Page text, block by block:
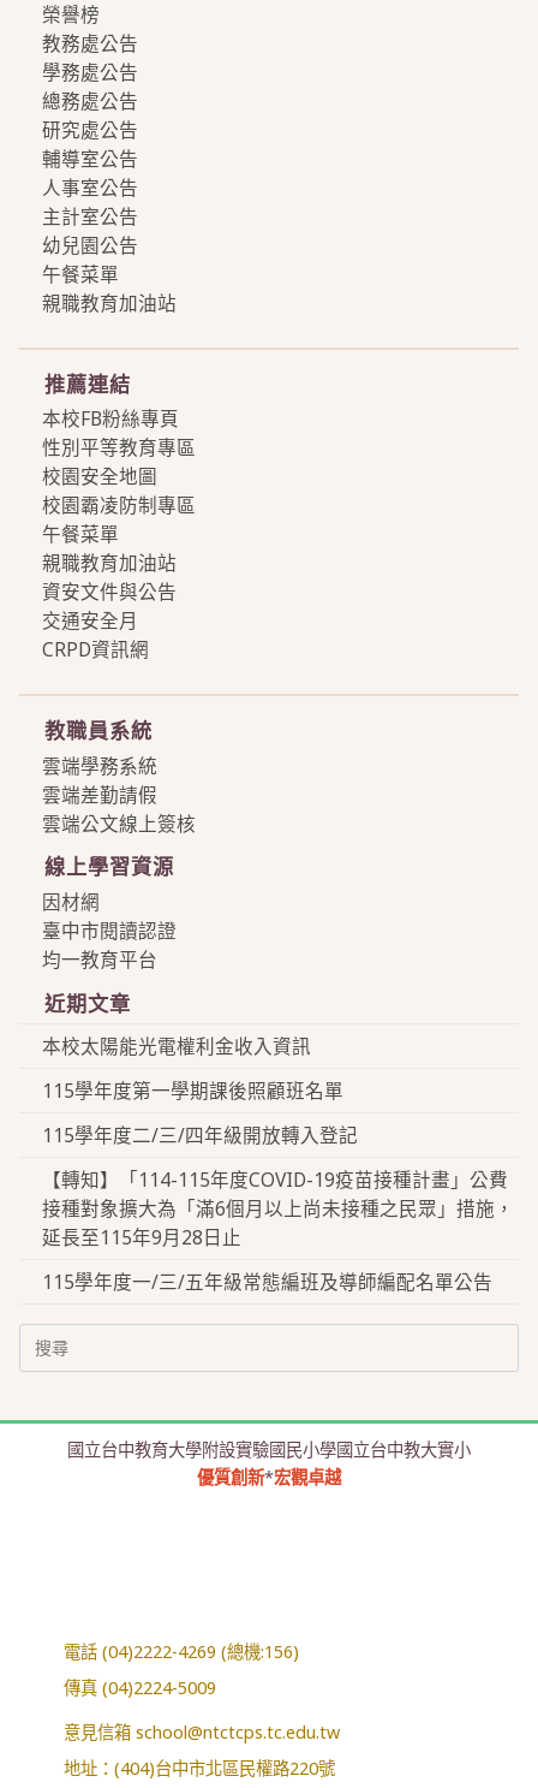
榮譽榜
教務處公告
學務處公告
總務處公告
研究處公告
輔導室公告
人事室公告
主計室公告
幼兒園公告
午餐菜單
親職教育加油站
推薦連結
本校FB粉絲專頁
性別平等教育專區
校園安全地圖
校園霸凌防制專區
午餐菜單
親職教育加油站
資安文件與公告
交通安全月
CRPD資訊網
教職員系統
雲端學務系統
雲端差勤請假
雲端公文線上簽核
線上學習資源
因材網
臺中市閱讀認證
均一教育平台
近期文章
本校太陽能光電權利金收入資訊
115學年度第一學期課後照顧班名單
115學年度二/三/四年級開放轉入登記
【轉知】「114-115年度COVID-19疫苗接種計畫」公費
接種對象擴大為「滿6個月以上尚未接種之民眾」措施，
延長至115年9月28日止
115學年度一/三/五年級常態編班及導師編配名單公告
Search
for:
國立台中教育大學附設實驗國民小學國立台中教大實小
優質創新*宏觀卓越
電話 (04)2222-4269 (總機:156)
傳真 (04)2224-5009
意見信箱school@ntctcps.tc.edu.tw
地址：(404)台中市北區民權路220號